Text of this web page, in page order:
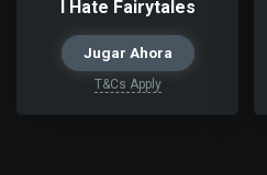
I Hate Fairytales
Jugar Ahora
T&Cs Apply